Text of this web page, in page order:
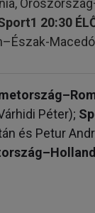
20:30
Péter);
és Petur